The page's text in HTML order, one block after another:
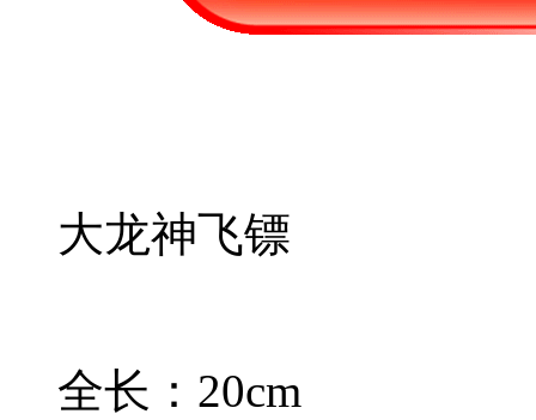
大龙神飞镖
全长：20cm